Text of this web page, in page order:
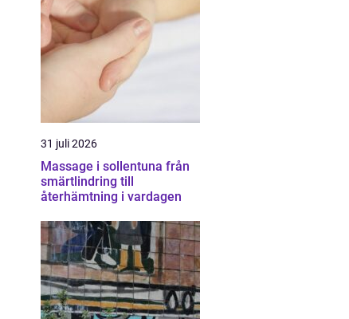
31 juli 2026
Massage i sollentuna från
smärtlindring till
återhämtning i vardagen